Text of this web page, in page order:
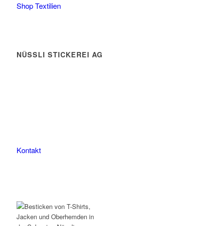
Shop Textilien
NÜSSLI STICKEREI AG
Kontakt